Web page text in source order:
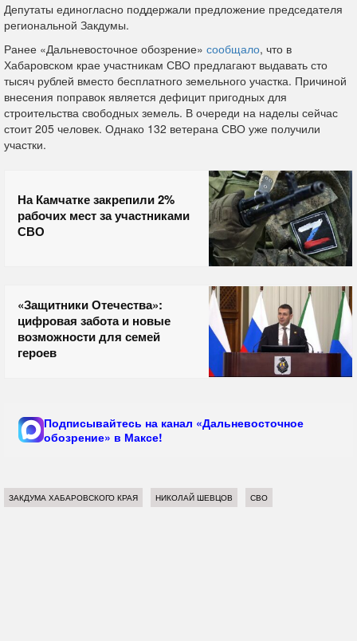
Депутаты единогласно поддержали предложение председателя
региональной Закдумы.
Ранее «Дальневосточное обозрение» сообщало, что в
Хабаровском крае участникам СВО предлагают выдавать сто
тысяч рублей вместо бесплатного земельного участка. Причиной
внесения поправок является дефицит пригодных для
строительства свободных земель. В очереди на наделы сейчас
стоит 205 человек. Однако 132 ветерана СВО уже получили
участки.
На Камчатке закрепили 2%
рабочих мест за участниками
СВО
«Защитники Отечества»:
цифровая забота и новые
возможности для семей
героев
Подписывайтесь на канал «Дальневосточное
обозрение» в Максе!
ЗАКДУМА ХАБАРОВСКОГО КРАЯ НИКОЛАЙ ШЕВЦОВ СВО